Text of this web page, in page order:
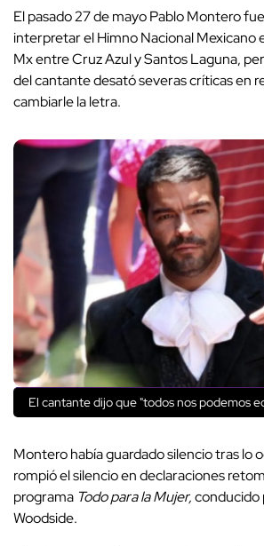
El pasado 27 de mayo Pablo Montero
interpretar el Himno Nacional Mexicano
Mx entre Cruz Azul y Santos Laguna,
del cantante desató severas críticas en
cambiarle la letra.
El cantante dijo que "todos nos podemos
Montero había guardado silencio tras lo
rompió el silencio en declaraciones
programa Todo para la Mujer,conducido
Woodside.